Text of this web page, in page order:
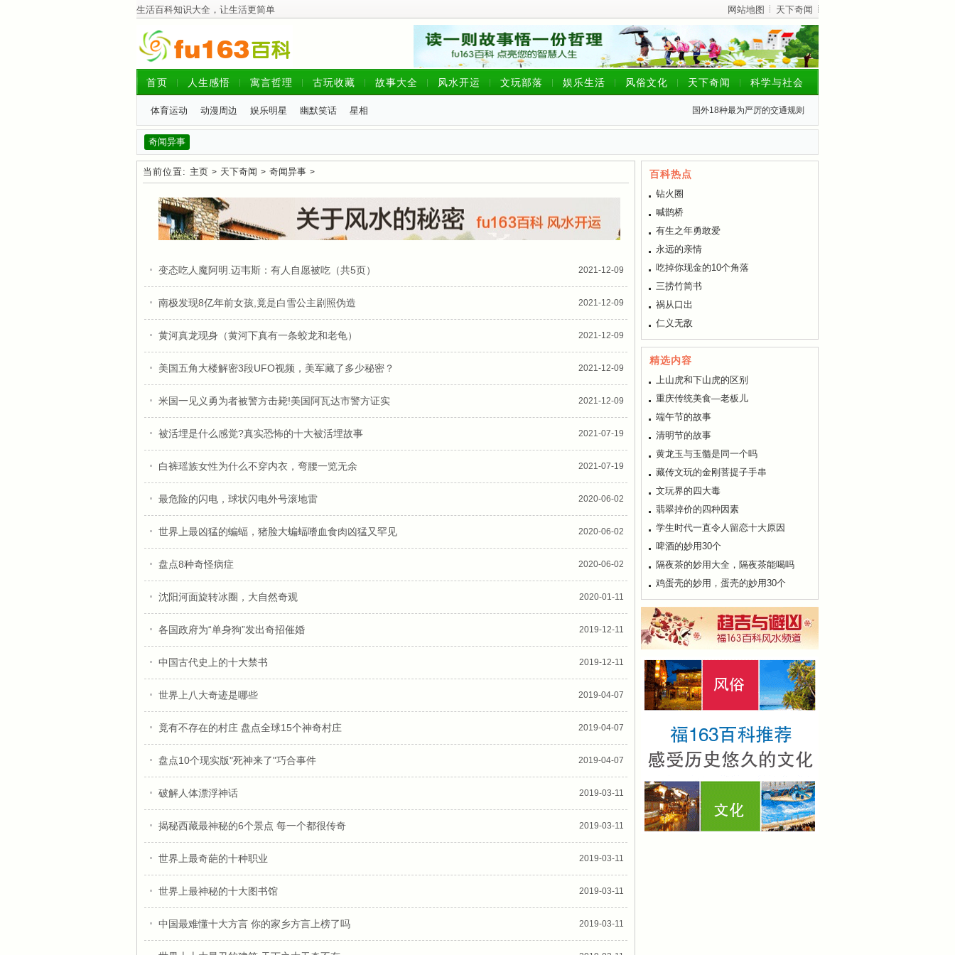
生活百科知识大全，让生活更简单 天下奇闻
网站地图
首页 人生感悟 寓言哲理 古玩收藏 故事大全 风水开运 文玩部落 娱乐生活 风俗文化 天下奇闻 科学与社会
体育运动 动漫周边 娱乐明星 幽默笑话 星相 国外18种最为严厉的交通规则
奇闻异事
当前位置: 主页 > 天下奇闻 > 奇闻异事 >
变态吃人魔阿明.迈韦斯：有人自愿被吃（共5页） 2021-12-09
南极发现8亿年前女孩,竟是白雪公主剧照伪造 2021-12-09
黄河真龙现身（黄河下真有一条蛟龙和老龟） 2021-12-09
美国五角大楼解密3段UFO视频，美军藏了多少秘密？ 2021-12-09
米国一见义勇为者被警方击毙!美国阿瓦达市警方证实 2021-12-09
被活埋是什么感觉?真实恐怖的十大被活埋故事 2021-07-19
白裤瑶族女性为什么不穿内衣，弯腰一览无余 2021-07-19
最危险的闪电，球状闪电外号滚地雷 2020-06-02
世界上最凶猛的蝙蝠，猪脸大蝙蝠嗜血食肉凶猛又罕见 2020-06-02
盘点8种奇怪病症 2020-06-02
沈阳河面旋转冰圈，大自然奇观 2020-01-11
各国政府为“单身狗”发出奇招催婚 2019-12-11
中国古代史上的十大禁书 2019-12-11
世界上八大奇迹是哪些 2019-04-07
竟有不存在的村庄 盘点全球15个神奇村庄 2019-04-07
盘点10个现实版"死神来了"巧合事件 2019-04-07
破解人体漂浮神话 2019-03-11
揭秘西藏最神秘的6个景点 每一个都很传奇 2019-03-11
世界上最奇葩的十种职业 2019-03-11
世界上最神秘的十大图书馆 2019-03-11
中国最难懂十大方言 你的家乡方言上榜了吗 2019-03-11
百科热点
钻火圈
喊鹊桥
有生之年勇敢爱
永远的亲情
吃掉你现金的10个角落
三捞竹简书
祸从口出
仁义无敌
精选内容
上山虎和下山虎的区别
重庆传统美食—老板儿
端午节的故事
清明节的故事
黄龙玉与玉髓是同一个吗
藏传文玩的金刚菩提子手串
文玩界的四大毒
翡翠掉价的四种因素
学生时代一直令人留恋十大原因
啤酒的妙用30个
隔夜茶的妙用大全，隔夜茶能喝吗
鸡蛋壳的妙用，蛋壳的妙用30个